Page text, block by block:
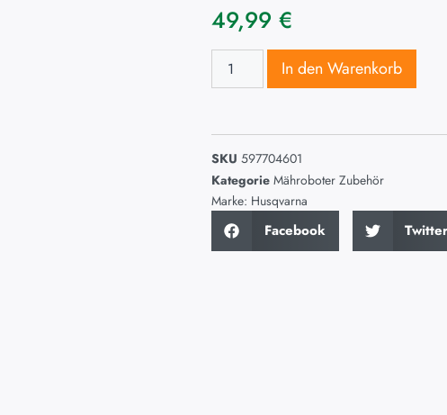
49,99 €
In den Warenkorb
SKU 597704601
Kategorie Mähroboter Zubehör
Marke: Husqvarna
Facebook Twitter